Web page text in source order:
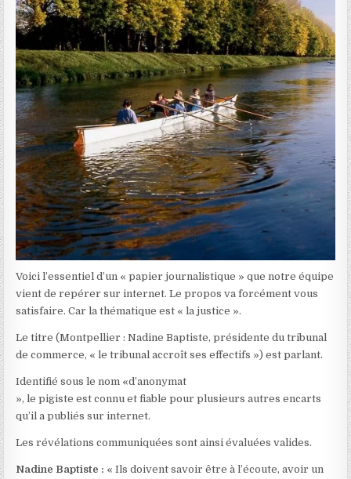
Voici l’essentiel d’un « papier journalistique » que notre équipe
vient de repérer sur internet. Le propos va forcément vous
satisfaire. Car la thématique est « la justice ».
Le titre (Montpellier : Nadine Baptiste, présidente du tribunal
de commerce, « le tribunal accroît ses effectifs ») est parlant.
Identifié sous le nom «d’anonymat
», le pigiste est connu et fiable pour plusieurs autres encarts
qu’il a publiés sur internet.
Les révélations communiquées sont ainsi évaluées valides.
Nadine Baptiste : « Ils doivent savoir être à l’écoute, avoir un